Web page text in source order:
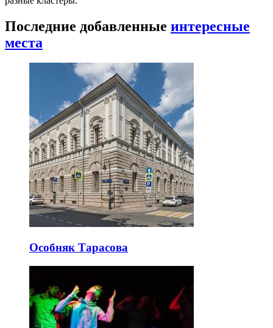
Последние добавленные интересные
места
Особняк Тарасова